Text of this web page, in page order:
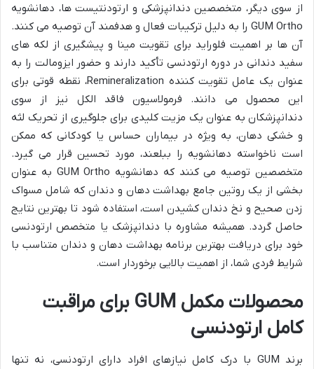
از سوی دیگر، متخصصین دندانپزشکی و ارتودنتیست ها، دهانشویه
GUM Ortho را به دلیل ترکیبات فعال و هدفمند آن توصیه می کنند.
آن ها بر اهمیت فلوراید برای تقویت مینا و پیشگیری از لکه های
سفید دندانی در دوره ارتودنسی تأکید دارند و حضور ایزومالت را به
عنوان یک عامل تقویت کننده Remineralization، نقطه قوتی برای
این محصول می دانند. فرمولاسیون فاقد الکل نیز از سوی
دندانپزشکان به عنوان یک مزیت کلیدی برای جلوگیری از تحریک لثه
و خشکی دهان، به ویژه در بیماران حساس یا کودکانی که ممکن
است ناخواسته دهانشویه را ببلعند، مورد تحسین قرار می گیرد.
متخصصین توصیه می کنند که دهانشویه GUM Ortho به عنوان
بخشی از یک روتین جامع بهداشت دهان و دندان که شامل مسواک
زدن صحیح و نخ دندان کشیدن است، استفاده شود تا بهترین نتایج
حاصل گردد. همیشه مشاوره با دندانپزشک یا متخصص ارتودنسی
خود برای دریافت بهترین برنامه بهداشت دهان و دندان متناسب با
شرایط فردی شما، از اهمیت بالایی برخوردار است.
محصولات مکمل GUM برای مراقبت
کامل ارتودنسی
برند GUM با درک کامل نیازهای افراد دارای ارتودنسی، نه تنها